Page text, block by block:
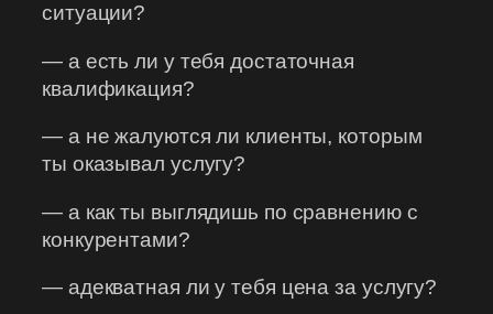
ситуации?
— а есть ли у тебя достаточная
квалификация?
— а не жалуются ли клиенты, которым
ты оказывал услугу?
— а как ты выглядишь по сравнению с
конкурентами?
— адекватная ли у тебя цена за услугу?